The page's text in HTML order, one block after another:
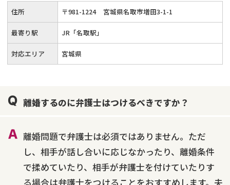
住所 〒981-1224 宮城県名取市増田3-1-1
最寄り駅 JR「名取駅」
対応エリア 宮城県
離婚するのに弁護士はつけるべきですか？
離婚問題で弁護士は必須ではありません。ただ
し、相手が話し合いに応じなかったり、離婚条件
で揉めていたり、相手が弁護士を付けていたりす
る場合は弁護士をつけることをおすすめします。夫